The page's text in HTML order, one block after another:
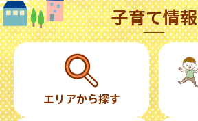
子育て情報
エリアから探す